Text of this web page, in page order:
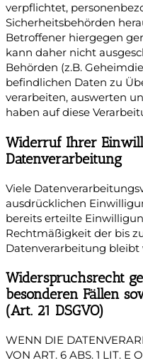
verpflichtet,
Sicherheitsbehörden
Betroffener hiergegen
kann daher nicht
Behörden (z.B.
befindlichen Daten zu
verarbeiten, auswerten
haben auf diese
Widerruf Ihrer
Datenverarbeitung
Viele
ausdrücklichen
bereits erteilte
Rechtmäßigkeit der bis
Datenverarbeitung
Widerspruchsrecht
besonderen Fällen
(Art. 21 DSGVO)
WENN DIE
VON ART. 6 ABS. 1 LIT. E